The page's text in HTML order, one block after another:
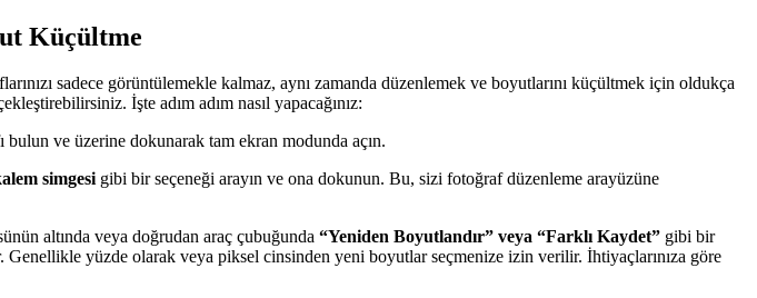
Küçültme
sadece görüntülemekle kalmaz, aynı zamanda düzenlemek ve boyutlarını küçültmek için oldukça
İşte adım adım nasıl yapacağınız:
ve üzerine dokunarak tam ekran modunda açın.
simgesigibi bir seçeneği arayın ve ona dokunun. Bu, sizi fotoğraf düzenleme arayüzüne
altında veya doğrudan araç çubuğunda “Yeniden Boyutlandır” veya “Farklı Kaydet” gibi bir
yüzde olarak veya piksel cinsinden yeni boyutlar seçmenize izin verilir. İhtiyaçlarınıza göre